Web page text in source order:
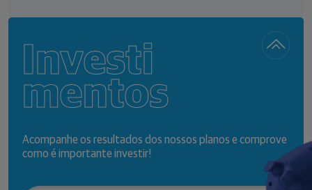
Investi
mentos
Acompanhe os resultados dos nossos planos e comprove
como é importante investir!